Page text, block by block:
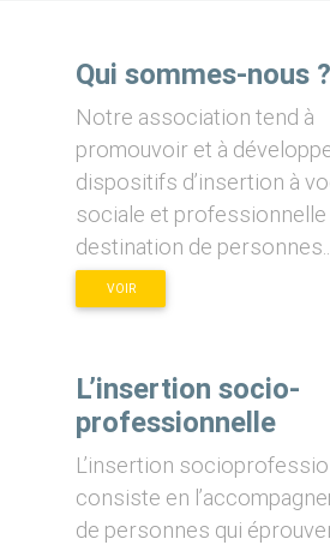
Qui sommes-nous ?
Notre association tend à
promouvoir et à
dispositifs d’insertion à
sociale et professionnelle
destination de
VOIR
L’insertion socio-
professionnelle
L’insertion
consiste en
de personnes qui